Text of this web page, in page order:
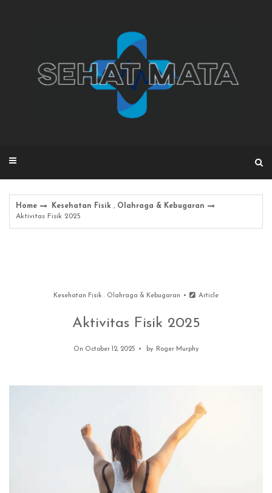
Home Kesehatan Fisik , Olahraga & Kebugaran
Aktivitas Fisik 2025
Kesehatan Fisik . Olahraga & Kebugaran Article
Aktivitas Fisik 2025
On October 12, 2025 by Roger Murphy